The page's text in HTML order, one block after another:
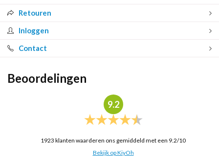
Retouren
Inloggen
Contact
Beoordelingen
9.2
1923 klanten waarderen ons gemiddeld met een 9.2/10
Bekijk op KiyOh